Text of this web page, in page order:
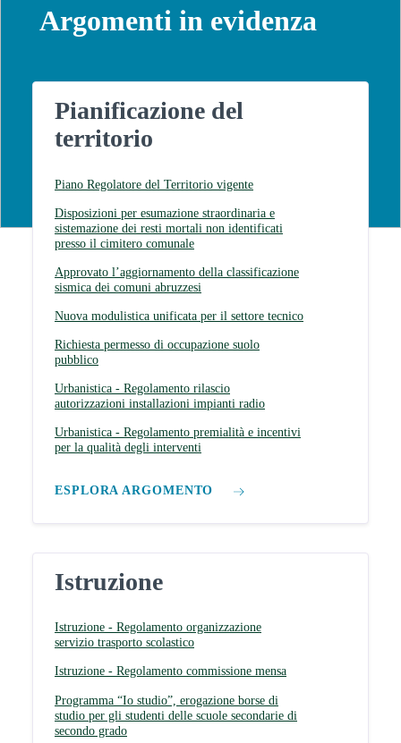
Argomenti in evidenza
Pianificazione del
territorio
Piano Regolatore del Territorio vigente
Disposizioni per esumazione straordinaria e
sistemazione dei resti mortali non identificati
presso il cimitero comunale
Approvato l’aggiornamento della classificazione
sismica dei comuni abruzzesi
Nuova modulistica unificata per il settore tecnico
Richiesta permesso di occupazione suolo
pubblico
Urbanistica - Regolamento rilascio
autorizzazioni installazioni impianti radio
Urbanistica - Regolamento premialità e incentivi
per la qualità degli interventi
ESPLORA ARGOMENTO
Istruzione
Istruzione - Regolamento organizzazione
servizio trasporto scolastico
Istruzione - Regolamento commissione mensa
Programma “Io studio”, erogazione borse di
studio per gli studenti delle scuole secondarie di
secondo grado